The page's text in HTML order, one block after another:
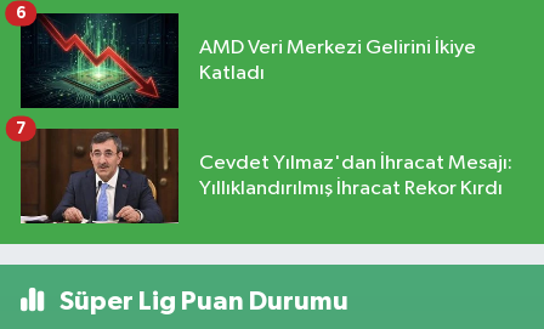
AMD Veri Merkezi Gelirini İkiye
Katladı
6
Cevdet Yılmaz'dan İhracat Mesajı:
Yıllıklandırılmış İhracat Rekor Kırdı
7
Süper Lig Puan Durumu